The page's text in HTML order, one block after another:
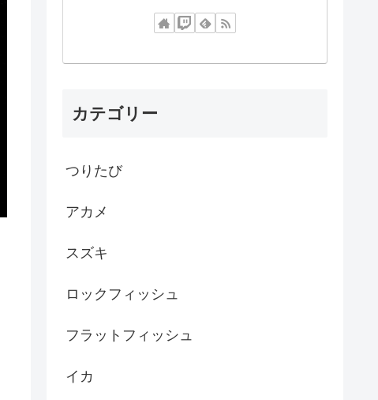
カテゴリー
つりたび
アカメ
スズキ
ロックフィッシュ
フラットフィッシュ
イカ